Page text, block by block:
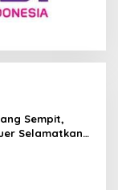
Sempit,
Selamatkan